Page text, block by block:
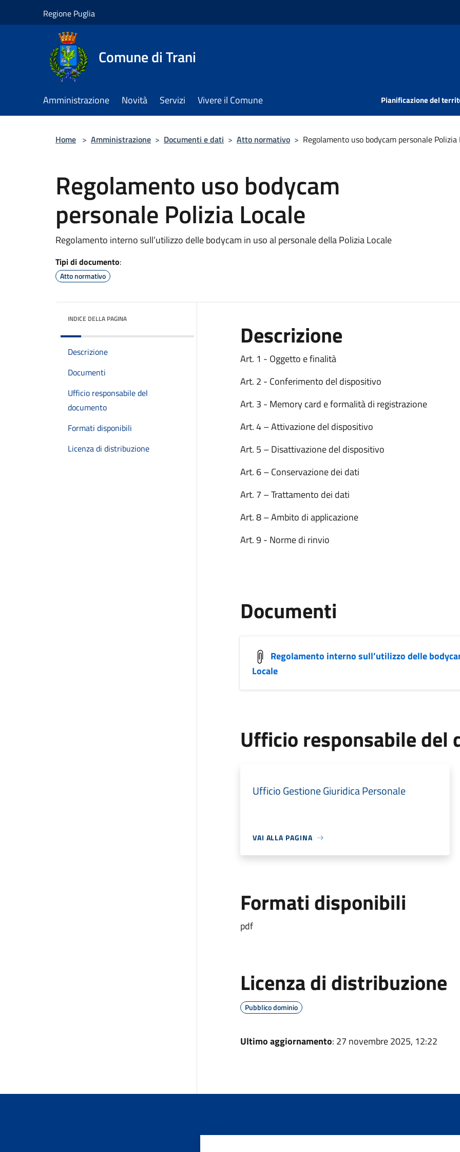
Regione Puglia
Comune di Trani
Amministrazione Novità Servizi Vivere il Comune Pianificazione del
Home > Amministrazione > Documenti e dati > Atto normativo > Regolamento uso bodycam personale Polizia
Regolamento uso bodycam
personale Polizia Locale
Regolamento interno sull’utilizzo delle bodycam in uso al personale della Polizia Locale
Tipi di documento:
Atto normativo
INDICE DELLA PAGINA
Descrizione
Documenti
Ufficio responsabile del
documento
Formati disponibili
Licenza di distribuzione
Descrizione
Art. 1 - Oggetto e finalità
Art. 2 - Conferimento del dispositivo
Art. 3 - Memory card e formalità di registrazione
Art. 4 – Attivazione del dispositivo
Art. 5 – Disattivazione del dispositivo
Art. 6 – Conservazione dei dati
Art. 7 – Trattamento dei dati
Art. 8 – Ambito di applicazione
Art. 9 - Norme di rinvio
Documenti
Regolamento interno sull’utilizzo delle
Locale
Ufficio responsabile del
Ufficio Gestione Giuridica Personale
VAI ALLA PAGINA
Formati disponibili
pdf
Licenza di distribuzione
Pubblico dominio
Ultimo aggiornamento: 27 novembre 2025, 12:22